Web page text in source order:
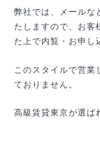
弊社では、メールな
たしますので、お客
た上で内覧・お申し
このスタイルで営
ておりません。
高級賃貸東京が選ば